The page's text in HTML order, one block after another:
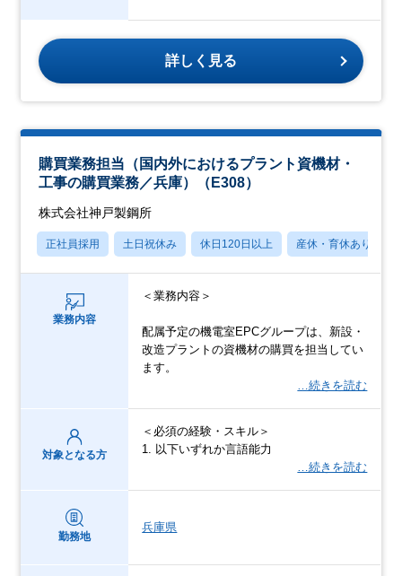
詳しく見る
購買業務担当（国内外におけるプラント資機材・
工事の購買業務／兵庫）（E308）
株式会社神戸製鋼所
正社員採用 土日祝休み 休日120日以上 産休・育休あり
業務内容
＜業務内容＞
配属予定の機電室EPCグループは、新設・
改造プラントの資機材の購買を担当してい
ます。
…続きを読む
対象となる方
＜必須の経験・スキル＞
1. 以下いずれか言語能力
…続きを読む
勤務地
兵庫県